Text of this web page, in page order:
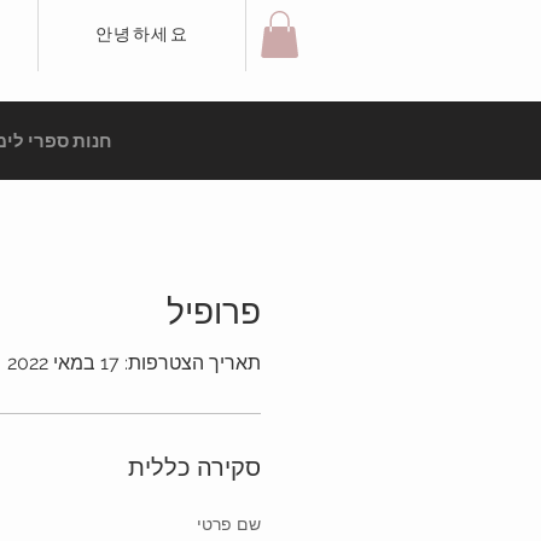
안녕하세요
חנות ספרי
פרופיל
תאריך הצטרפות: 17 במאי 2022
סקירה כללית
שם פרטי